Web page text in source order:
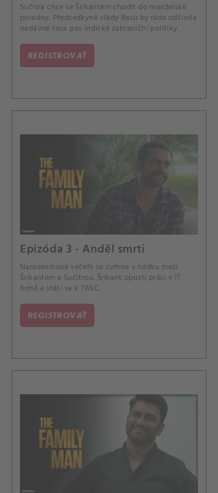
Sučitra chce se Šríkantem chodit do manželské
poradny. Předsedkyně vlády Basu by ráda odčinila
nedávné faux pas indické zahraniční politiky.
REGISTROVAŤ
Epizóda 3 - Anděl smrti
Narozeninová večeře se zvrhne v hádku mezi
Šríkantem a Sučitrou. Šríkant opustí práci v IT
firmě a vrátí se k TASC.
REGISTROVAŤ